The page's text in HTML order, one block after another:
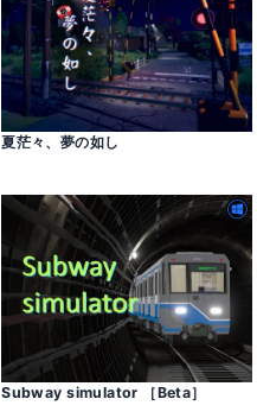
夏茫々、夢の如し
Subway simulator ［Beta］